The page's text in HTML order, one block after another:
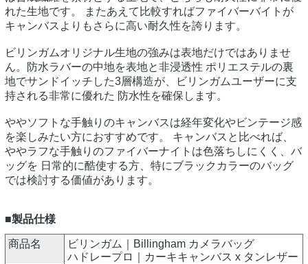
れた生地です。 またあえて比較すればファイバーバイトが
キャンバスよりもさらに高い耐久性を誇ります。
ビリンガムオリジナル生地の強みは表地だけではありませ
ん。防水ラバーの中地を表地と非浸透性 ポリエステルの裏
地でサンドイッチした3層構造が、ビリンガムユーザーに支
持される非常に優れた 防水性を確保します。
ややソフトな手触りのキャンバスは経年変化やビンテージ感
を楽しみたい方におすすめです。 キャンバスと比べれば、
ややラフな手触りのファイバーナイトは色落ちしにくく、バ
ッグを 日常的に酷使する方、特にブラックカラーのバッグ
では検討する価値があります。
■製品仕様
商品名
ビリンガム｜Billingham カメラバッグ
ハドレープロ｜カーキキャンバス x タンレザー